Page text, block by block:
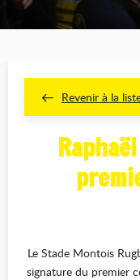
Revenir à la
Le Stade Montois
signature du premier